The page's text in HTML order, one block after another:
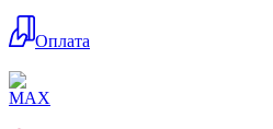
Оплата